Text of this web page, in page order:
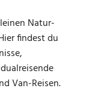
Natur-
findest du
Van-Reisen.